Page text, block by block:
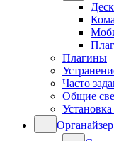
Плагины
Часто
Общие
Органайзер